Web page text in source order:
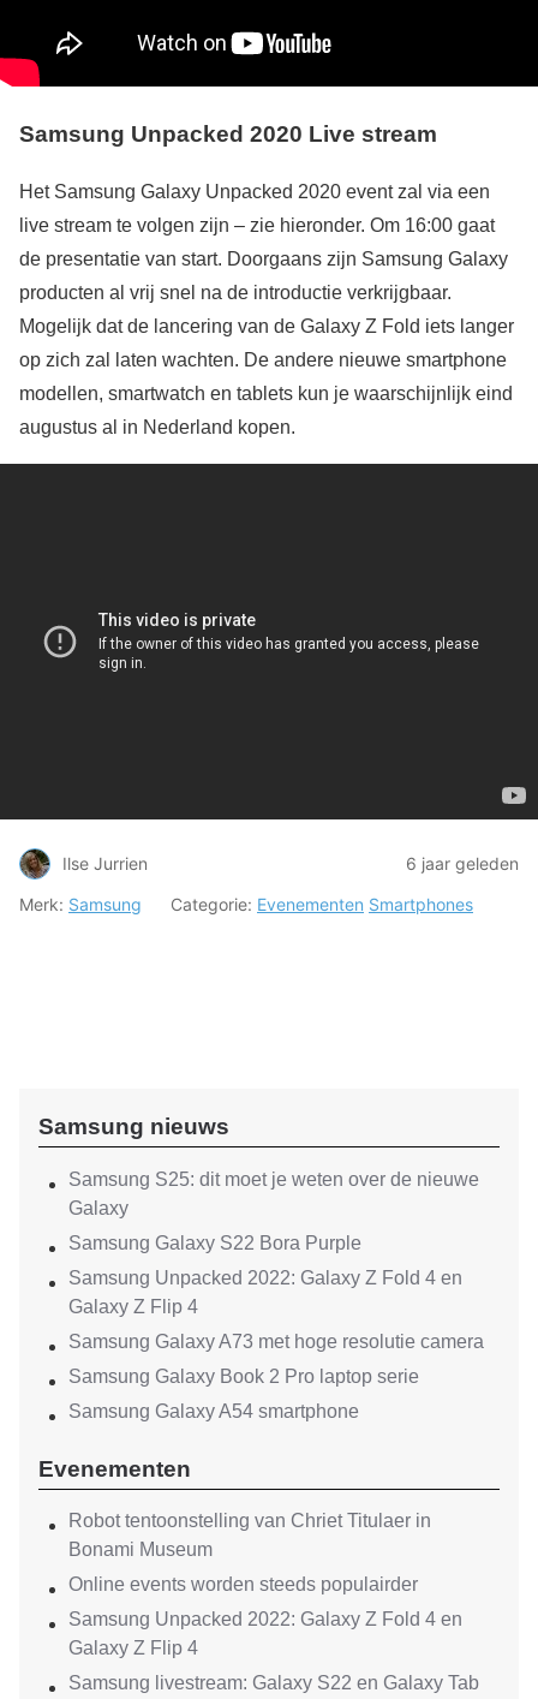
Samsung Unpacked 2020 Live stream
Het Samsung Galaxy Unpacked 2020 event zal via een
live stream te volgen zijn – zie hieronder. Om 16:00 gaat
de presentatie van start. Doorgaans zijn Samsung Galaxy
producten al vrij snel na de introductie verkrijgbaar.
Mogelijk dat de lancering van de Galaxy Z Fold iets langer
op zich zal laten wachten. De andere nieuwe smartphone
modellen, smartwatch en tablets kun je waarschijnlijk eind
augustus al in Nederland kopen.
Ilse Jurrien
6 jaar geleden
Merk: Samsung Categorie: Evenementen Smartphones
Samsung nieuws
Samsung S25: dit moet je weten over de nieuwe
Galaxy
Samsung Galaxy S22 Bora Purple
Samsung Unpacked 2022: Galaxy Z Fold 4 en
Galaxy Z Flip 4
Samsung Galaxy A73 met hoge resolutie camera
Samsung Galaxy Book 2 Pro laptop serie
Samsung Galaxy A54 smartphone
Evenementen
Robot tentoonstelling van Chriet Titulaer in
Bonami Museum
Online events worden steeds populairder
Samsung Unpacked 2022: Galaxy Z Fold 4 en
Galaxy Z Flip 4
Samsung livestream: Galaxy S22 en Galaxy Tab